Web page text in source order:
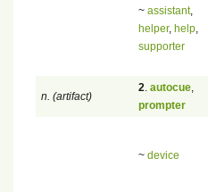
~ assistant,
helper, help
supporter
n. (artifact)
2 autocue
prompter
~ device